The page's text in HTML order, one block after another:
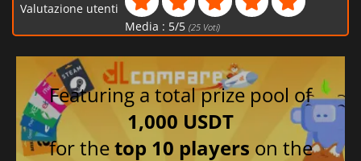
Valutazione utenti
Media : 5/5 (25Voti)
Featuring a total prize pool of
1,000 USDT
for thetop 10 players on the